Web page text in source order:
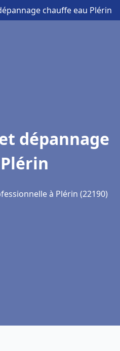
chauffe eau Plérin
dépannage
à Plérin (22190)